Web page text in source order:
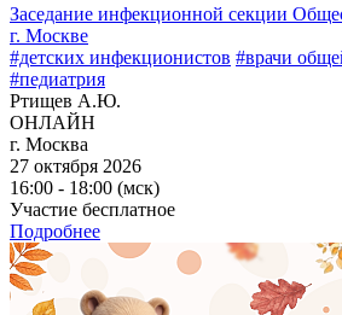
Заседание инфекционной секции
г. Москве
#детских инфекционистов #врачи
#педиатрия
Ртищев А.Ю.
ОНЛАЙН
г. Москва
27 октября 2026
16:00 - 18:00 (мск)
Участие бесплатное
Подробнее